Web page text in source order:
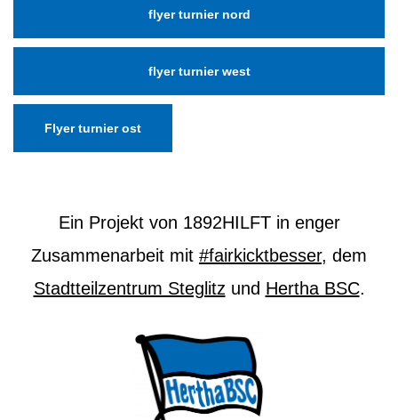
flyer turnier nord
flyer turnier west
Flyer turnier ost
Ein Projekt von 1892HILFT in enger
Zusammenarbeit mit #fairkicktbesser, dem
Stadtteilzentrum Steglitz und Hertha BSC.